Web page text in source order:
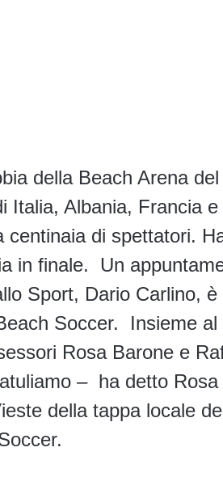
della Beach Arena
Italia, Albania, Francia
di spettatori.
in finale. Un
Sport, Dario Carlino,
Soccer. Insieme al
Rosa Barone e
– ha detto
della tappa locale